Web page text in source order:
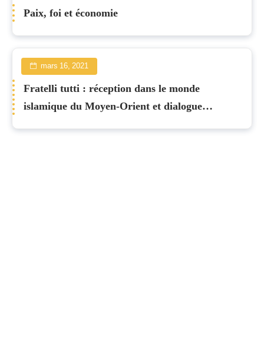
Paix, foi et économie
mars 16, 2021
Fratelli tutti : réception dans le monde
islamique du Moyen-Orient et dialogue